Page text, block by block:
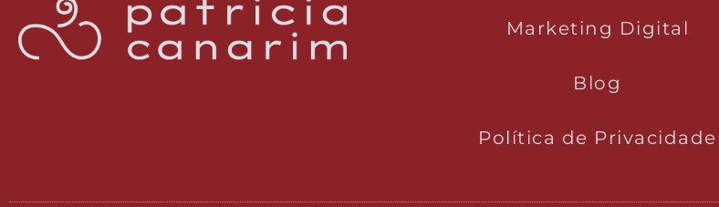
Marketing Digital
Blog
Política de Privacidade